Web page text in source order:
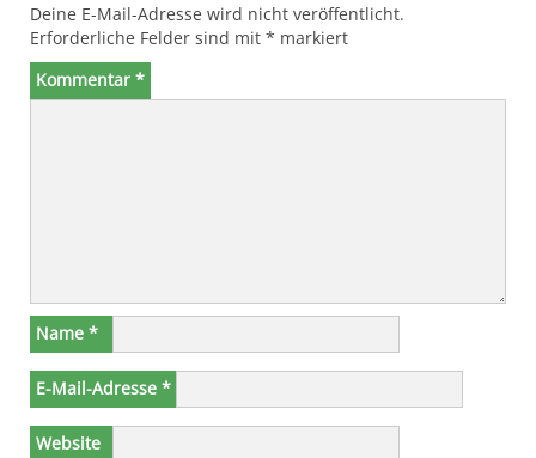
Deine E-Mail-Adresse wird nicht veröffentlicht.
Erforderliche Felder sind mit * markiert
Kommentar *
Name *
E-Mail-Adresse *
Website